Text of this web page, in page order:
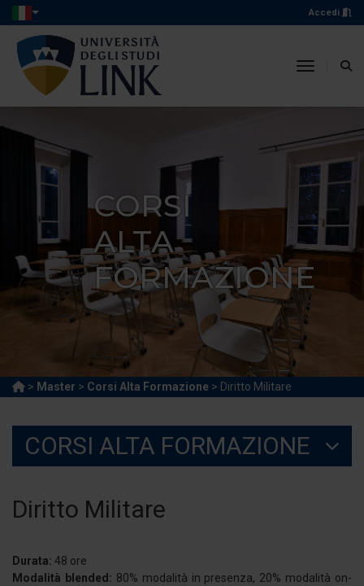
Accedi
toggle
CORSI
ALTA
FORMAZIONE
> Master > Corsi Alta Formazione > Diritto Militare
CORSI ALTA FORMAZIONE
Diritto Militare
Durata: 48 ore
Modalità blended: 80% modalità in presenza, 20% modalità on-